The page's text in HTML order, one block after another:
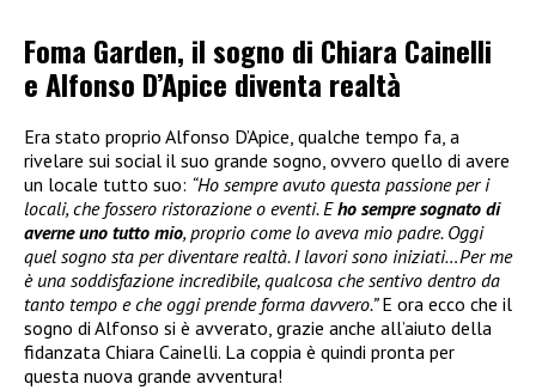
Foma Garden, il sogno di Chiara Cainelli
e Alfonso D’Apice diventa realtà
Era stato proprio Alfonso D’Apice, qualche tempo fa, a
rivelare sui social il suo grande sogno, ovvero quello di avere
un locale tutto suo: “Ho sempre avuto questa passione per i
locali, che fossero ristorazione o eventi. Eho sempre sognato di
averne uno tutto mio, proprio come lo aveva mio padre. Oggi
quel sogno sta per diventare realtà. I lavori sono iniziati…Per me
è una soddisfazione incredibile, qualcosa che sentivo dentro da
tanto tempo e che oggi prende forma davvero.”E ora ecco che il
sogno di Alfonso si è avverato, grazie anche all’aiuto della
fidanzata Chiara Cainelli. La coppia è quindi pronta per
questa nuova grande avventura!